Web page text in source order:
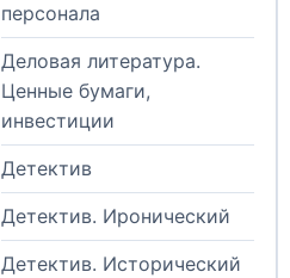
персонала
Деловая литература.
Ценные бумаги,
инвестиции
Детектив
Детектив. Иронический
Детектив. Исторический